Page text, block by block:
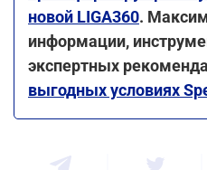
новой LIGA360.
информации,
экспертных
выгодных условиях